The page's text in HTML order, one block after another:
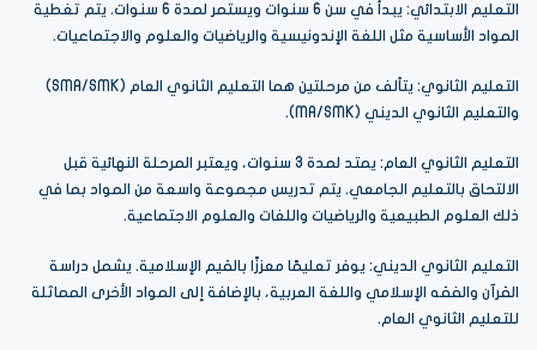
التعليم الابتدائي: يبدأ في سن 6 سنوات ويستمر لمدة 6 سنوات. يتم تغطية
المواد الأساسية مثل اللغة الإندونيسية والرياضيات والعلوم والاجتماعيات.
التعليم الثانوي: يتألف من مرحلتين هما التعليم الثانوي العام (SMA/SMK)
والتعليم الثانوي الديني (MA/SMK).
التعليم الثانوي العام: يمتد لمدة 3 سنوات، ويعتبر المرحلة النهائية قبل
الالتحاق بالتعليم الجامعي. يتم تدريس مجموعة واسعة من المواد بما في
ذلك العلوم الطبيعية والرياضيات واللغات والعلوم الاجتماعية.
التعليم الثانوي الديني: يوفر تعليمًا معززًا بالقيم الإسلامية. يشمل دراسة
القرآن والفقه الإسلامي واللغة العربية، بالإضافة إلى المواد الأخرى المماثلة
للتعليم الثانوي العام.